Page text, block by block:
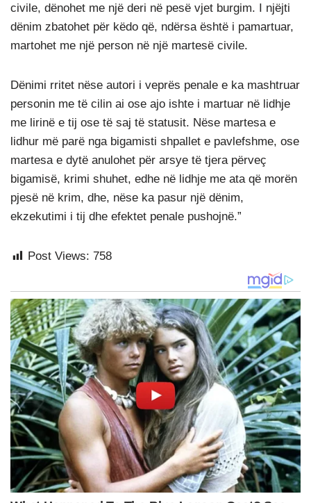
civile, dënohet me një deri në pesë vjet burgim. I njëjti
dënim zbatohet për këdo që, ndërsa është i pamartuar,
martohet me një person në një martesë civile.
Dënimi rritet nëse autori i veprës penale e ka mashtruar
personin me të cilin ai ose ajo ishte i martuar në lidhje
me lirinë e tij ose të saj të statusit. Nëse martesa e
lidhur më parë nga bigamisti shpallet e pavlefshme, ose
martesa e dytë anulohet për arsye të tjera përveç
bigamisë, krimi shuhet, edhe në lidhje me ata që morën
pjesë në krim, dhe, nëse ka pasur një dënim,
ekzekutimi i tij dhe efektet penale pushojnë.”
Post Views: 758